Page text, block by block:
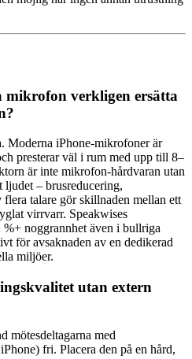
mikrofon verkligen ersätta
Moderna iPhone-mikrofoner är
presterar väl i rum med upp till 8–
är inte mikrofon-hårdvaran utan
ljudet – brusreducering,
talare gör skillnaden mellan ett
virrvarr. Speakwises
noggrannhet även i bullriga
för avsaknaden av en dedikerad
miljöer.
utan extern
mötesdeltagarna med
fri. Placera den på en hård,